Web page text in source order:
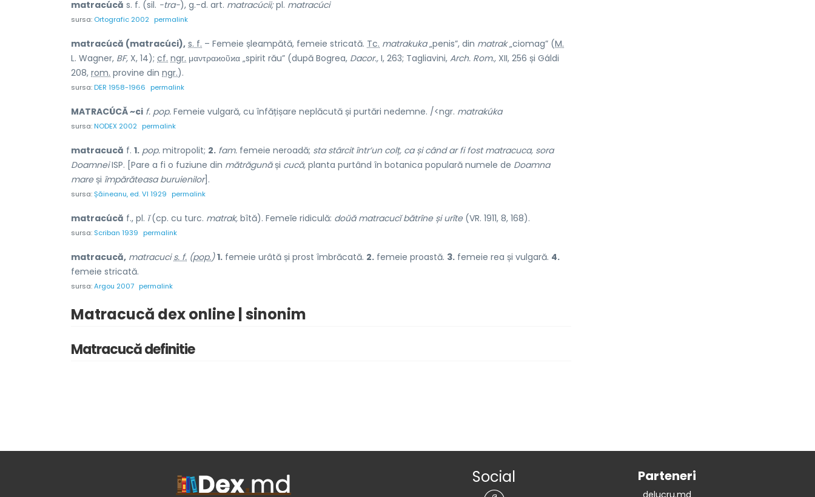
matracúcă s. f. (sil. -tra-), g.-d. art. matracúcii;pl. matracúci
sursa: Ortografic 2002 permalink
matracúcă (matracúci), s. f. – Femeie șleampătă, femeie stricată. Tc. matrakuka„penis”, din matrak„ciomag” (M.
L. Wagner, BF, X, 14); cf. ngr. μαντραϰοῦϰα „spirit rău” (după Bogrea, Dacor., I, 263; Tagliavini, Arch. Rom., XII, 256 și Gáldi
208, rom. provine din ngr.).
sursa:DER 1958-1966 permalink
MATRACÚCĂ ~ci f. pop. Femeie vulgară, cu înfățișare neplăcută și purtări nedemne. /<ngr. matrakúka
sursa:NODEX 2002 permalink
matracucă f. 1. pop. mitropolit; 2. fam. femeie neroadă; sta stârcit într’un colț, ca și când ar fi fost matracuca, sora
DoamneiISP. [Pare a fi o fuziune din mătrăgunăși cucă, planta purtând în botanica populară numele de Doamna
mareși împărăteasa buruienilor].
sursa:Șăineanu, ed. VI 1929 permalink
matracúcă f., pl. ĭ(cp. cu turc. matrak, bîtă). Femeĭe ridiculă: doŭă matracucĭ bătrîne și urîte(VR. 1911, 8, 168).
sursa: Scriban 1939 permalink
matracucă, matracucis. f. (pop.) 1. femeie urâtă și prost îmbrăcată. 2. femeie proastă. 3. femeie rea și vulgară. 4.
femeie stricată.
sursa:Argou 2007 permalink
Matracucă dex online | sinonim
Matracucă definitie
Social Parteneri
delucru.md